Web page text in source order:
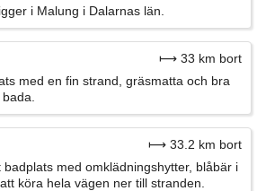
i Malung i Dalarnas län.
⟼ 33 km bort
med en fin strand, gräsmatta och bra
⟼ 33.2 km bort
med omklädningshytter, blåbär i
köra hela vägen ner till stranden.